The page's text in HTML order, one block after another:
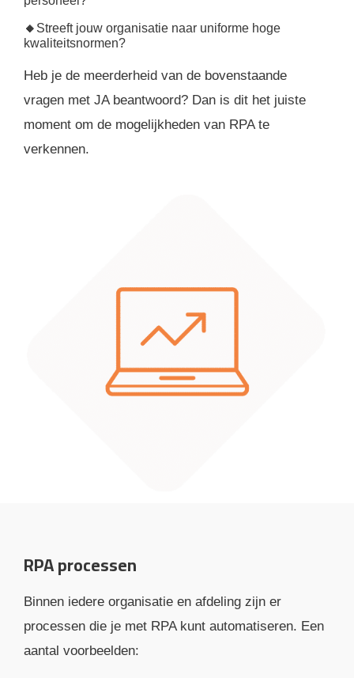
🔸 Streeft jouw organisatie naar uniforme hoge
kwaliteitsnormen?
Heb je de meerderheid van de bovenstaande
vragen met JA beantwoord? Dan is dit het juiste
moment om de mogelijkheden van RPA te
verkennen.
RPA processen
Binnen iedere organisatie en afdeling zijn er
processen die je met RPA kunt automatiseren. Een
aantal voorbeelden: